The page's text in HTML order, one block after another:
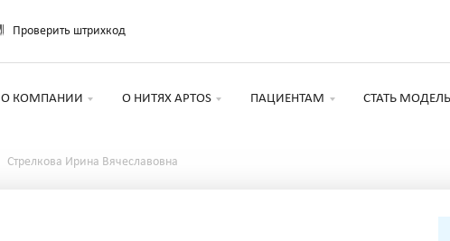
Проверить штрихкод
О КОМПАНИИ О НИТЯХ APTOS ПАЦИЕНТАМ СТАТЬ
Стрелкова Ирина Вячеславовна